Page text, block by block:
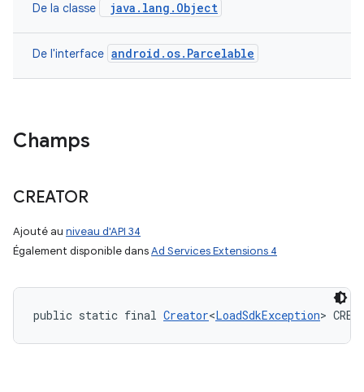
De la classe java.lang.Object
De l'interface android.os.Parcelable
Champs
CREATOR
Ajouté au niveau d'API 34
Également disponible dansAd Services Extensions 4
public static final Creator<LoadSdkException>